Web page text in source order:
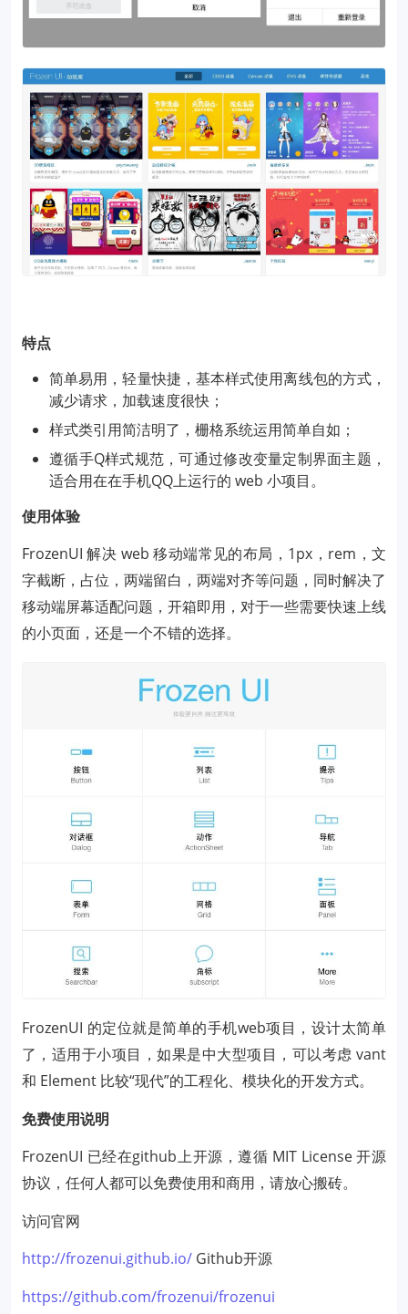
特点
简单易用，轻量快捷，基本样式使用离线包的方式，
减少请求，加载速度很快；
样式类引用简洁明了，栅格系统运用简单自如；
遵循手Q样式规范，可通过修改变量定制界面主题，
适合用在在手机QQ上运行的 web 小项目。
使用体验
FrozenUI 解决 web 移动端常见的布局，1px，rem，文
字截断，占位，两端留白，两端对齐等问题，同时解决了
移动端屏幕适配问题，开箱即用，对于一些需要快速上线
的小页面，还是一个不错的选择。
FrozenUI 的定位就是简单的手机web项目，设计太简单
了，适用于小项目，如果是中大型项目，可以考虑 vant
和 Element 比较“现代”的工程化、模块化的开发方式。
免费使用说明
FrozenUI 已经在github上开源，遵循 MIT License 开源
协议，任何人都可以免费使用和商用，请放心搬砖。
访问官网
http://frozenui.github.io/ Github开源
https://github.com/frozenui/frozenui